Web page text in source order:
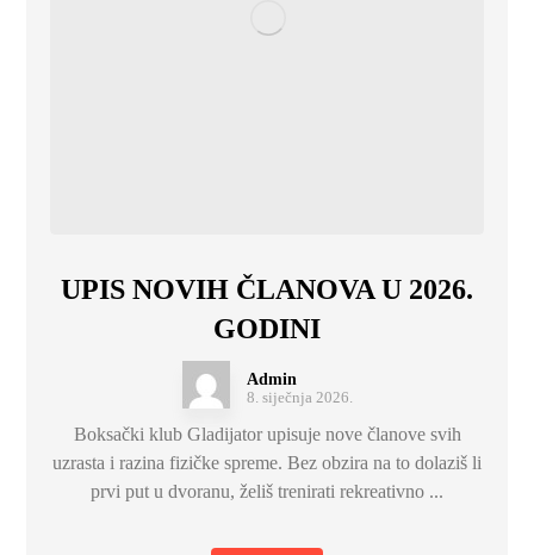
UPIS NOVIH ČLANOVA U 2026.
GODINI
Admin
8. siječnja 2026.
Boksački klub Gladijator upisuje nove članove svih
uzrasta i razina fizičke spreme. Bez obzira na to dolaziš li
prvi put u dvoranu, želiš trenirati rekreativno ...